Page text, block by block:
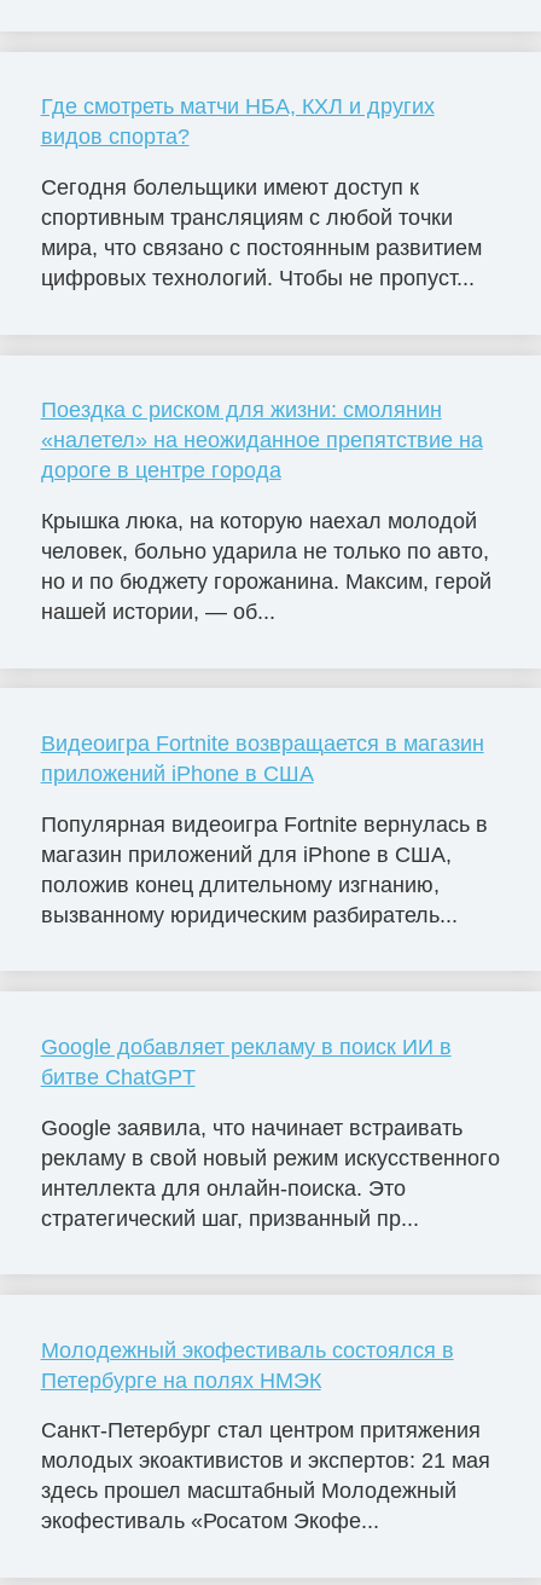
Где смотреть матчи НБА, КХЛ и других
видов спорта?
Сегодня болельщики имеют доступ к
спортивным трансляциям с любой точки
мира, что связано с постоянным развитием
цифровых технологий. Чтобы не пропуст...
Поездка с риском для жизни: смолянин
«налетел» на неожиданное препятствие на
дороге в центре города
Крышка люка, на которую наехал молодой
человек, больно ударила не только по авто,
но и по бюджету горожанина. Максим, герой
нашей истории, — об...
Видеоигра Fortnite возвращается в магазин
приложений iPhone в США
Популярная видеоигра Fortnite вернулась в
магазин приложений для iPhone в США,
положив конец длительному изгнанию,
вызванному юридическим разбиратель...
Google добавляет рекламу в поиск ИИ в
битве ChatGPT
Google заявила, что начинает встраивать
рекламу в свой новый режим искусственного
интеллекта для онлайн-поиска. Это
стратегический шаг, призванный пр...
Молодежный экофестиваль состоялся в
Петербурге на полях НМЭК
Санкт-Петербург стал центром притяжения
молодых экоактивистов и экспертов: 21 мая
здесь прошел масштабный Молодежный
экофестиваль «Росатом Экофе...